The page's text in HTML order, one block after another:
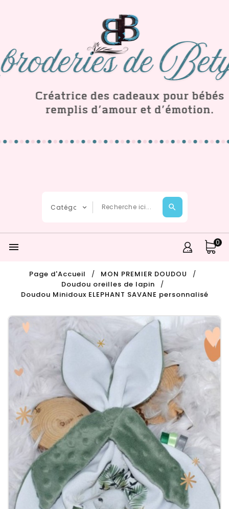
 0
Page d'Accueil
MON PREMIER DOUDOU
Doudou oreilles de lapin
Doudou Minidoux ELEPHANT SAVANE personnalisé